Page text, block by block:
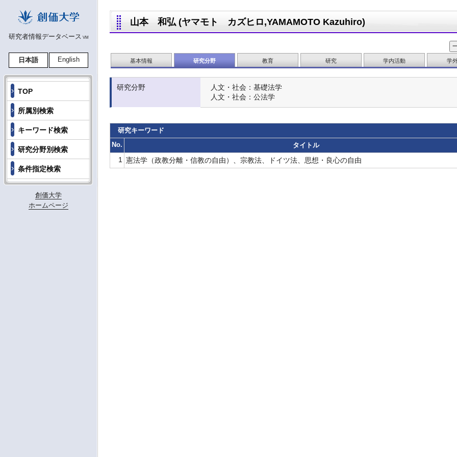
研究者情報データベース VM
日本語 English
TOP
所属別検索
キーワード検索
研究分野別検索
条件指定検索
創価大学
ホームページ
山本 和弘 (ヤマモト カズヒロ,YAMAMOTO Kazuhiro)
基本情報 研究分野 教育 研究 学内活動 学
研究分野
人文・社会：基礎法学
人文・社会：公法学
研究キーワード
No.
タイトル
1 憲法学（政教分離・信教の自由）、宗教法、ドイツ法、思想・良心の自由